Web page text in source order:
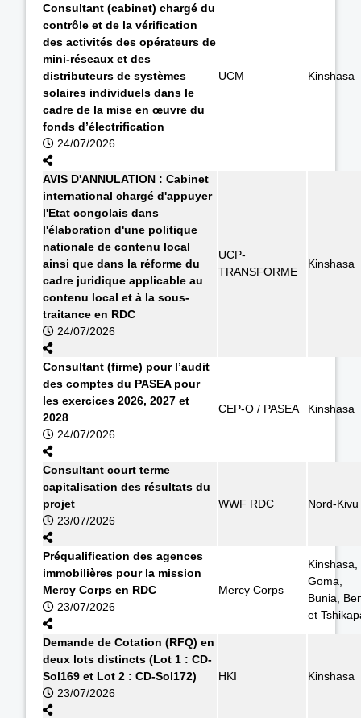
Consultant (cabinet) chargé du
contrôle et de la vérification
des activités des opérateurs de
mini-réseaux et des
distributeurs de systèmes
solaires individuels dans le
cadre de la mise en œuvre du
fonds d’électrification
24/07/2026
UCM Kinshasa
AVIS D'ANNULATION : Cabinet
international chargé d'appuyer
l'Etat congolais dans
l'élaboration d'une politique
nationale de contenu local
ainsi que dans la réforme du
cadre juridique applicable au
contenu local et à la sous-
traitance en RDC
24/07/2026
UCP-
TRANSFORME
Kinshasa
Consultant (firme) pour l’audit
des comptes du PASEA pour
les exercices 2026, 2027 et
2028
24/07/2026
CEP-O / PASEA Kinshasa
Consultant court terme
capitalisation des résultats du
projet
23/07/2026
WWF RDC Nord-Kivu
Préqualification des agences
immobilières pour la mission
Mercy Corps en RDC
23/07/2026
Mercy Corps
Kinshasa,
Goma,
Bunia,
et
Demande de Cotation (RFQ) en
deux lots distincts (Lot 1 : CD-
Sol169 et Lot 2 : CD-Sol172)
23/07/2026
HKI Kinshasa